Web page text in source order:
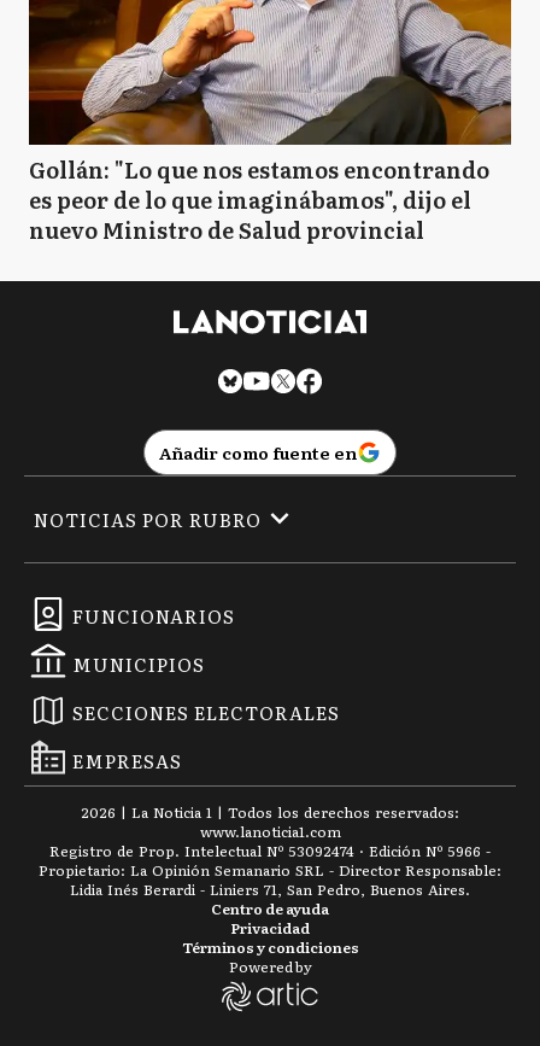
Gollán: "Lo que nos estamos encontrando
es peor de lo que imaginábamos", dijo el
nuevo Ministro de Salud provincial
Añadir como fuente en
FUNCIONARIOS
MUNICIPIOS
SECCIONES ELECTORALES
EMPRESAS
NOTICIAS POR RUBRO
2026 | La Noticia 1 | Todos los derechos reservados:
www.lanoticia1.com
Registro de Prop. Intelectual Nº 53092474 · Edición Nº 5966 -
Propietario: La Opinión Semanario SRL - Director Responsable:
Lidia Inés Berardi - Liniers 71, San Pedro, Buenos Aires.
Términos y condiciones
Privacidad
Centro de ayuda
Powered by